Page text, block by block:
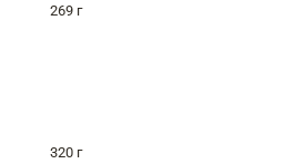
269 г
320 г